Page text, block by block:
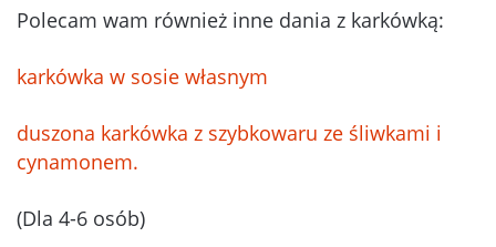
Polecam wam również inne dania z karkówką:
karkówka w sosie własnym
duszona karkówka z szybkowaru ze śliwkami i
cynamonem.
(Dla 4-6 osób)